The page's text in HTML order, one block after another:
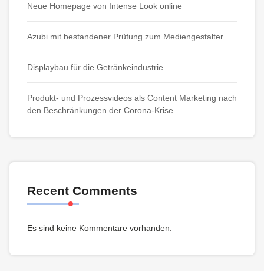
Neue Homepage von Intense Look online
Azubi mit bestandener Prüfung zum Mediengestalter
Displaybau für die Getränkeindustrie
Produkt- und Prozessvideos als Content Marketing nach
den Beschränkungen der Corona-Krise
Recent Comments
Es sind keine Kommentare vorhanden.